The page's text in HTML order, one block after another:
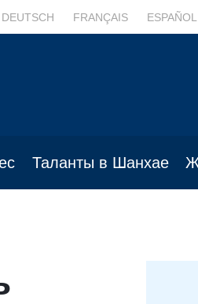
DEUTSCH FRANÇAIS ESPAÑOL
Таланты в Шанхае